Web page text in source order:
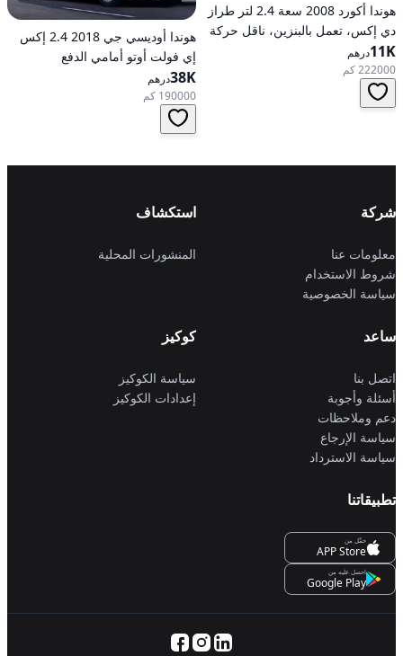
هوندا أكورد 2008 سعة 2.4 لتر طراز
دي إكس، تعمل بالبنزين، ناقل حركة
أوتوماتيكي، دفع أمامي
11Kدرهم
222000 كم
هوندا أوديسي جي 2018 2.4 إكس
إي فولت أوتو أمامي الدفع
38Kدرهم
190000 كم
شركة
معلومات عنا
شروط الاستخدام
سياسة الخصوصية
استكشاف
المنشورات المحلية
ساعد
اتصل بنا
أسئلة وأجوبة
دعم وملاحظات
سياسة الإرجاع
سياسة الاسترداد
كوكيز
سياسة الكوكيز
إعدادات الكوكيز
تطبيقاتنا
حمِّل من
APP Store
احصل عليه من
Google Play